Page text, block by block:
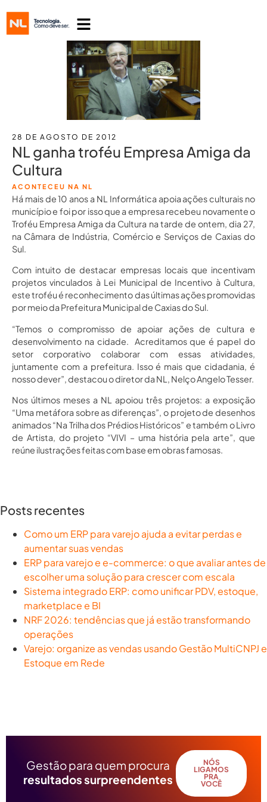
28 DE AGOSTO DE 2012
NL ganha troféu Empresa Amiga da
Cultura
ACONTECEU NA NL
Há mais de 10 anos a NL Informática apoia ações culturais no
município e foi por isso que a empresa recebeu novamente o
Troféu Empresa Amiga da Cultura na tarde de ontem, dia 27,
na Câmara de Indústria, Comércio e Serviços de Caxias do
Sul.
Com intuito de destacar empresas locais que incentivam
projetos vinculados à Lei Municipal de Incentivo à Cultura,
este troféu é reconhecimento das últimas ações promovidas
por meio da Prefeitura Municipal de Caxias do Sul.
“Temos o compromisso de apoiar ações de cultura e
desenvolvimento na cidade. Acreditamos que é papel do
setor corporativo colaborar com essas atividades,
juntamente com a prefeitura. Isso é mais que cidadania, é
nosso dever”, destacou o diretor da NL, Nelço Angelo Tesser.
Nos últimos meses a NL apoiou três projetos: a exposição
“Uma metáfora sobre as diferenças”, o projeto de desenhos
animados “Na Trilha dos Prédios Históricos” e também o Livro
de Artista, do projeto “VIVI – uma história pela arte”, que
reúne ilustrações feitas com base em obras famosas.
Posts recentes
Como um ERP para varejo ajuda a evitar perdas e
aumentar suas vendas
ERP para varejo e e-commerce: o que avaliar antes de
escolher uma solução para crescer com escala
Sistema integrado ERP: como unificar PDV, estoque,
marketplace e BI
NRF 2026: tendências que já estão transformando
operações
Varejo: organize as vendas usando Gestão MultiCNPJ e
Estoque em Rede
Gestão para quem procura
resultados surpreendentes
NÓS
LIGAMOS
PRA
VOCÊ